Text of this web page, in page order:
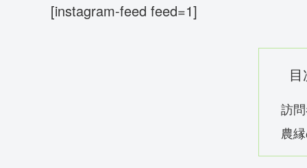
[instagram-feed feed=1]
訪
農